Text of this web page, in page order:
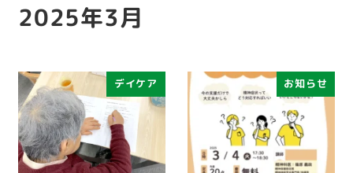
2025年3月
デイケア お知らせ